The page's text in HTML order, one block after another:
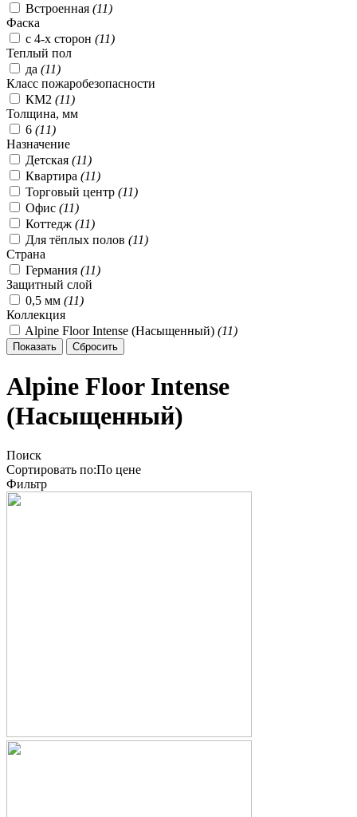
Встроенная (11)
Фаска
с 4-х сторон (11)
Теплый пол
да (11)
Класс пожаробезопасности
КМ2 (11)
Толщина, мм
6 (11)
Назначение
Детская (11)
Квартира (11)
Торговый центр (11)
Офис (11)
Коттедж (11)
Для тёплых полов (11)
Страна
Германия (11)
Защитный слой
0,5 мм (11)
Коллекция
Alpine Floor Intense (Насыщенный) (11)
Alpine Floor Intense
(Насыщенный)
Поиск
Сортировать по:По цене
Фильтр